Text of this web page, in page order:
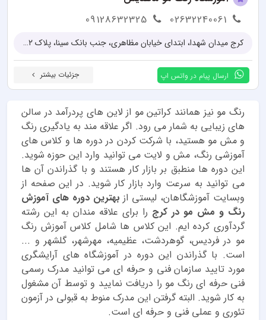
02632240061
09128632325
کرج میدان شهدا، ابتدای خیابان مظاهری، جنب بانک سینا، پلاک ۱۷۲، مجتمع آموزشی ماهدیس
ارسال پیام در واتس اپ جزئیات بیشتر
رنگ مو نیز همانند کراتین مو از لاین های پردرآمد در سالن
های زیبایی به شمار می رود. اگر علاقه مند به یادگیری رنگ
و مش مو هستید، با شرکت کردن در دوره ها و کلاس های
آموزشی رنگ، مش و لایت می توانید وارد این حوزه شوید.
این دوره ها منطبق بر بازار کار هستند و با گذراندن آن ها
می توانید به سرعت وارد بازار کار شوید. در این صفحه از
وبسایت آموزشگاهان، لیستی از بهترین دوره های آموزش
رنگ و مش مو در کرج را برای علاقه مندان به این رشته
گردآوری کرده ایم. این کلاس ها شامل کلاس آموزش رنگ
مو در فردیس، گوهردشت، عظیمیه، مهرشهر، گلشهر و ...
است. با گذراندن این دوره در آموزشگاه های آرایشگری
مورد تایید سازمان فنی و حرفه ای می توانید مدرک رسمی
فنی حرفه ای رنگ مو را دریافت نمایید و توسط آن مشغول
به کار شوید. البته گرفتن این مدرک منوط به قبولی در آزمون
تئوری و عملی فنی و حرفه ای است.